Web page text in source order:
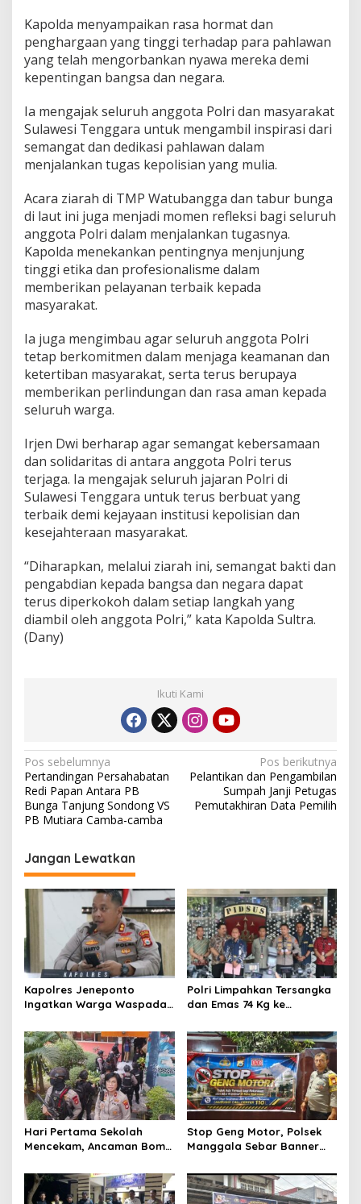
n
g
h
o
r
a
t
a
n
e
p
a
d
a
P
a
h
w
a
n
Kapolda menyampaikan rasa hormat dan
penghargaan yang tinggi terhadap para pahlawan
yang telah mengorbankan nyawa mereka demi
kepentingan bangsa dan negara.
Ia mengajak seluruh anggota Polri dan masyarakat
Sulawesi Tenggara untuk mengambil inspirasi dari
semangat dan dedikasi pahlawan dalam
menjalankan tugas kepolisian yang mulia.
Acara ziarah di TMP Watubangga dan tabur bunga
di laut ini juga menjadi momen refleksi bagi seluruh
anggota Polri dalam menjalankan tugasnya.
Kapolda menekankan pentingnya menjunjung
tinggi etika dan profesionalisme dalam
memberikan pelayanan terbaik kepada
masyarakat.
Ia juga mengimbau agar seluruh anggota Polri
tetap berkomitmen dalam menjaga keamanan dan
ketertiban masyarakat, serta terus berupaya
memberikan perlindungan dan rasa aman kepada
seluruh warga.
Irjen Dwi berharap agar semangat kebersamaan
dan solidaritas di antara anggota Polri terus
terjaga. Ia mengajak seluruh jajaran Polri di
Sulawesi Tenggara untuk terus berbuat yang
terbaik demi kejayaan institusi kepolisian dan
kesejahteraan masyarakat.
“Diharapkan, melalui ziarah ini, semangat bakti dan
pengabdian kepada bangsa dan negara dapat
terus diperkokoh dalam setiap langkah yang
diambil oleh anggota Polri,” kata Kapolda Sultra.
(Dany)
Ikuti Kami
N
a
v
i
g
a
s
i
p
o
s
Pos sebelumnya
Pertandingan Persahabatan
Redi Papan Antara PB
Bunga Tanjung Sondong VS
PB Mutiara Camba-camba
Pos berikutnya
Pelantikan dan Pengambilan
Sumpah Janji Petugas
Pemutakhiran Data Pemilih
Jangan Lewatkan
Kapolres Jeneponto
Ingatkan Warga Waspada
Kemarau
Polri Limpahkan Tersangka
dan Emas 74 Kg ke
Asabri, Krakatau, dan PLN
Masuk Babak Baru
Hari Pertama Sekolah
Mencekam, Ancaman Bom
Sawah
Stop Geng Motor, Polsek
Manggala Sebar Banner
Kelurahan